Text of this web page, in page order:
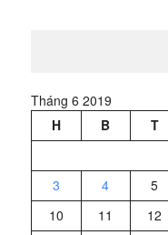
Tháng 6 2019
H
B T
3
4 5
10
11 12